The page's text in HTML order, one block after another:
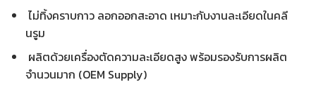
ไม่ทิ้งคราบกาว ลอกออกสะอาด เหมาะกับงานละเอียดในคลี
นรูม
ผลิตด้วยเครื่องตัดความละเอียดสูง พร้อมรองรับการผลิต
จำนวนมาก (OEM Supply)